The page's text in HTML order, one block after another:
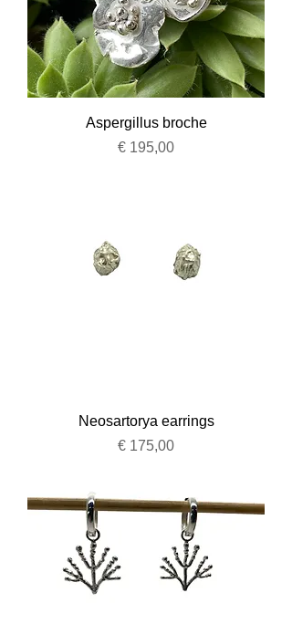
Aspergillus broche
Prijs
€ 195,00
Neosartorya earrings
Prijs
€ 175,00